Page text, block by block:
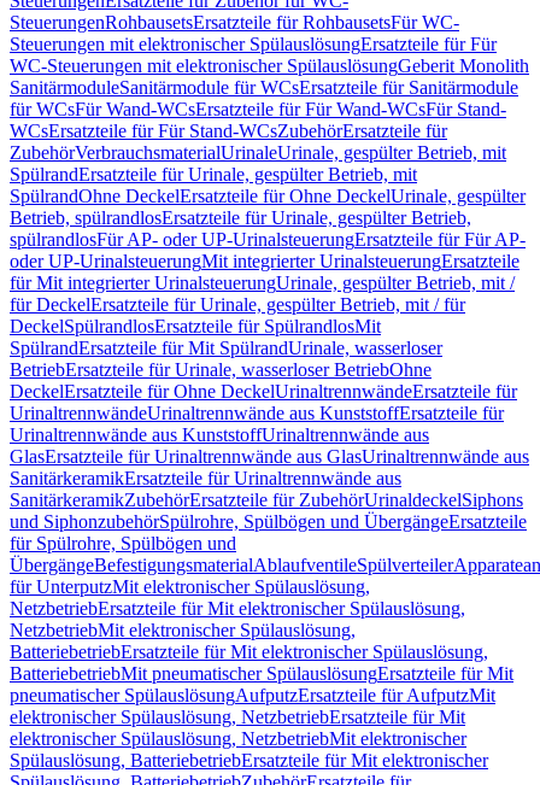
SteuerungenRohbausetsErsatzteile für RohbausetsFür WC-
Steuerungen mit elektronischer SpülauslösungErsatzteile für Für
WC-Steuerungen mit elektronischer SpülauslösungGeberit Monolith
SanitärmoduleSanitärmodule für WCsErsatzteile für Sanitärmodule
für WCsFür Wand-WCsErsatzteile für Für Wand-WCsFür Stand-
WCsErsatzteile für Für Stand-WCsZubehörErsatzteile für
ZubehörVerbrauchsmaterialUrinaleUrinale, gespülter Betrieb, mit
SpülrandErsatzteile für Urinale, gespülter Betrieb, mit
SpülrandOhne DeckelErsatzteile für Ohne DeckelUrinale, gespülter
Betrieb, spülrandlosErsatzteile für Urinale, gespülter Betrieb,
spülrandlosFür AP- oder UP-UrinalsteuerungErsatzteile für Für AP-
oder UP-UrinalsteuerungMit integrierter UrinalsteuerungErsatzteile
für Mit integrierter UrinalsteuerungUrinale, gespülter Betrieb, mit /
für DeckelErsatzteile für Urinale, gespülter Betrieb, mit / für
DeckelSpülrandlosErsatzteile für SpülrandlosMit
SpülrandErsatzteile für Mit SpülrandUrinale, wasserloser
BetriebErsatzteile für Urinale, wasserloser BetriebOhne
DeckelErsatzteile für Ohne DeckelUrinaltrennwändeErsatzteile für
UrinaltrennwändeUrinaltrennwände aus KunststoffErsatzteile für
Urinaltrennwände aus KunststoffUrinaltrennwände aus
GlasErsatzteile für Urinaltrennwände aus GlasUrinaltrennwände aus
SanitärkeramikErsatzteile für Urinaltrennwände aus
SanitärkeramikZubehörErsatzteile für ZubehörUrinaldeckelSiphons
und SiphonzubehörSpülrohre, Spülbögen und ÜbergängeErsatzteile
für Spülrohre, Spülbögen und
ÜbergängeBefestigungsmaterialAblaufventileSpülverteiler
für UnterputzMit elektronischer Spülauslösung,
NetzbetriebErsatzteile für Mit elektronischer Spülauslösung,
NetzbetriebMit elektronischer Spülauslösung,
BatteriebetriebErsatzteile für Mit elektronischer Spülauslösung,
BatteriebetriebMit pneumatischer SpülauslösungErsatzteile für Mit
pneumatischer SpülauslösungAufputzErsatzteile für AufputzMit
elektronischer Spülauslösung, NetzbetriebErsatzteile für Mit
elektronischer Spülauslösung, NetzbetriebMit elektronischer
Spülauslösung, BatteriebetriebErsatzteile für Mit elektronischer